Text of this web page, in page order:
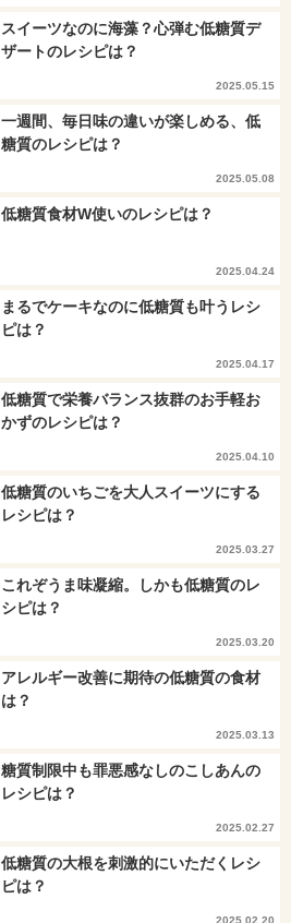
スイーツなのに海藻？心弾む低糖質デ
ザートのレシピは？
2025.05.15
一週間、毎日味の違いが楽しめる、低
糖質のレシピは？
2025.05.08
低糖質食材W使いのレシピは？
2025.04.24
まるでケーキなのに低糖質も叶うレシ
ピは？
2025.04.17
低糖質で栄養バランス抜群のお手軽お
かずのレシピは？
2025.04.10
低糖質のいちごを大人スイーツにする
レシピは？
2025.03.27
これぞうま味凝縮。しかも低糖質のレ
シピは？
2025.03.20
アレルギー改善に期待の低糖質の食材
は？
2025.03.13
糖質制限中も罪悪感なしのこしあんの
レシピは？
2025.02.27
低糖質の大根を刺激的にいただくレシ
ピは？
2025.02.20